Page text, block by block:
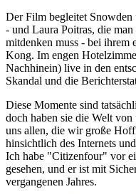
Der Film begleitet Snowden
- und Laura Poitras, die
mitdenken muss - bei ihrem
Kong. Im engen
Nachhinein) live in den
Skandal und die
Diese Momente sind
doch haben sie die Welt
uns allen, die wir große
hinsichtlich des Internets
Ich habe "Citizenfour" vor
gesehen, und er ist mit
vergangenen Jahres.